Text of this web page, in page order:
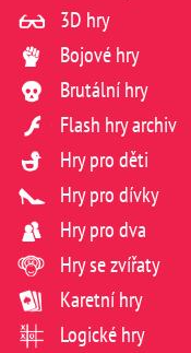
3D hry
Bojové hry
Brutální hry
Flash hry archiv
Hry pro děti
Hry pro dívky
Hry pro dva
Hry se zvířaty
Karetní hry
Logické hry